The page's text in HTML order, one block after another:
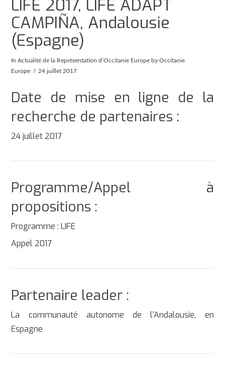
LIFE 2017, LIFE ADAPT
CAMPIÑA, Andalousie
(Espagne)
InActualité de la Représentation d’Occitanie Europe by Occitanie
Europe
24 juillet 2017
Date de mise en ligne de la
recherche de partenaires :
24 juillet 2017
Programme/Appel à
propositions :
Programme : LIFE
Appel 2017
Partenaire leader :
La communauté autonome de l'Andalousie, en
Espagne